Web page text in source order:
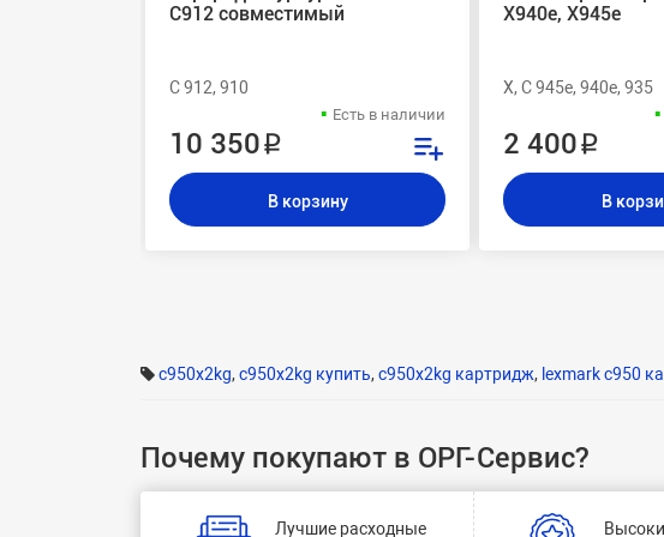
C912 совместимый
C 912, 910
Есть в наличии
10 350 ₽
В корзину
X940e, X945e
X, C 945e, 940e, 935
2 400 ₽
В
c950x2kg, c950x2kg купить, c950x2kg картридж, lexmark c950
Почему покупают в ОРГ-Сервис?
Лучшие расходные